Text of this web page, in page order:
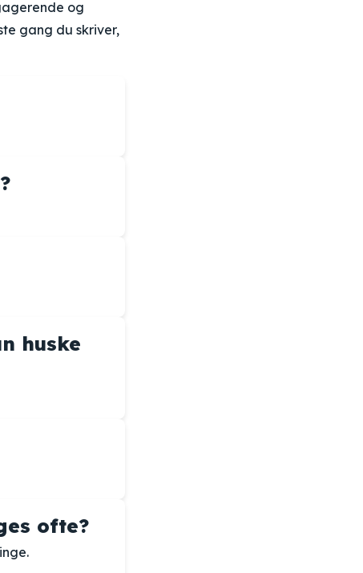
og
gang du skriver,
huske
ofte?